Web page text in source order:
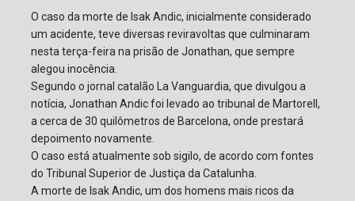
O caso da morte de Isak Andic, inicialmente considerado
um acidente, teve diversas reviravoltas que culminaram
nesta terça-feira na prisão de Jonathan, que sempre
alegou inocência.
Segundo o jornal catalão La Vanguardia, que divulgou a
notícia, Jonathan Andic foi levado ao tribunal de Martorell,
a cerca de 30 quilômetros de Barcelona, onde prestará
depoimento novamente.
O caso está atualmente sob sigilo, de acordo com fontes
do Tribunal Superior de Justiça da Catalunha.
A morte de Isak Andic, um dos homens mais ricos da